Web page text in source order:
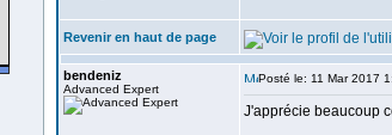
Revenir en haut de page
bendeniz
Advanced Expert
Posté le: 11 Mar 2017
J'apprécie beaucoup